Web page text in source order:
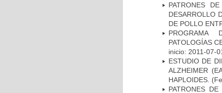
PATRONES
DESARROLLO
DE POLLO
PROGRAMA
PATOLOGÍAS
inicio: 2011-07-
ESTUDIO DE
ALZHEIMER
HAPLOIDES.
PATRONES